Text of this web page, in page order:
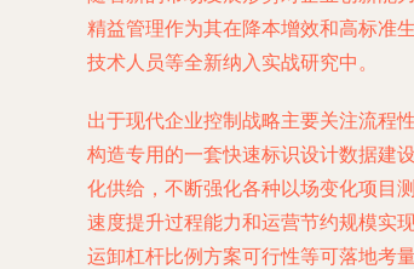
精益管理作为其在降本增效和高标准
技术人员等全新纳入实战研究中。
出于现代企业控制战略主要关注流程
构造专用的一套快速标识设计数据建
化供给，不断强化各种以场变化项目
速度提升过程能力和运营节约规模实
运卸杠杆比例方案可行性等可落地考量